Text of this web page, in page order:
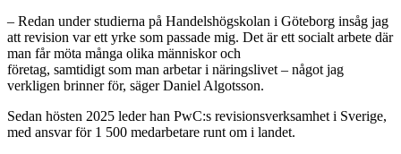
– Redan under studierna på Handelshögskolan i Göteborg insåg jag
att revision var ett yrke som passade mig. Det är ett socialt arbete där
man får möta många olika människor och
företag, samtidigt som man arbetar i näringslivet – något jag
verkligen brinner för, säger Daniel Algotsson.
Sedan hösten 2025 leder han PwC:s revisionsverksamhet i Sverige,
med ansvar för 1 500 medarbetare runt om i landet.